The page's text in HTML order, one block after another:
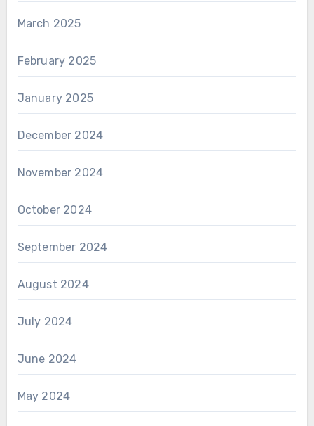
March 2025
February 2025
January 2025
December 2024
November 2024
October 2024
September 2024
August 2024
July 2024
June 2024
May 2024